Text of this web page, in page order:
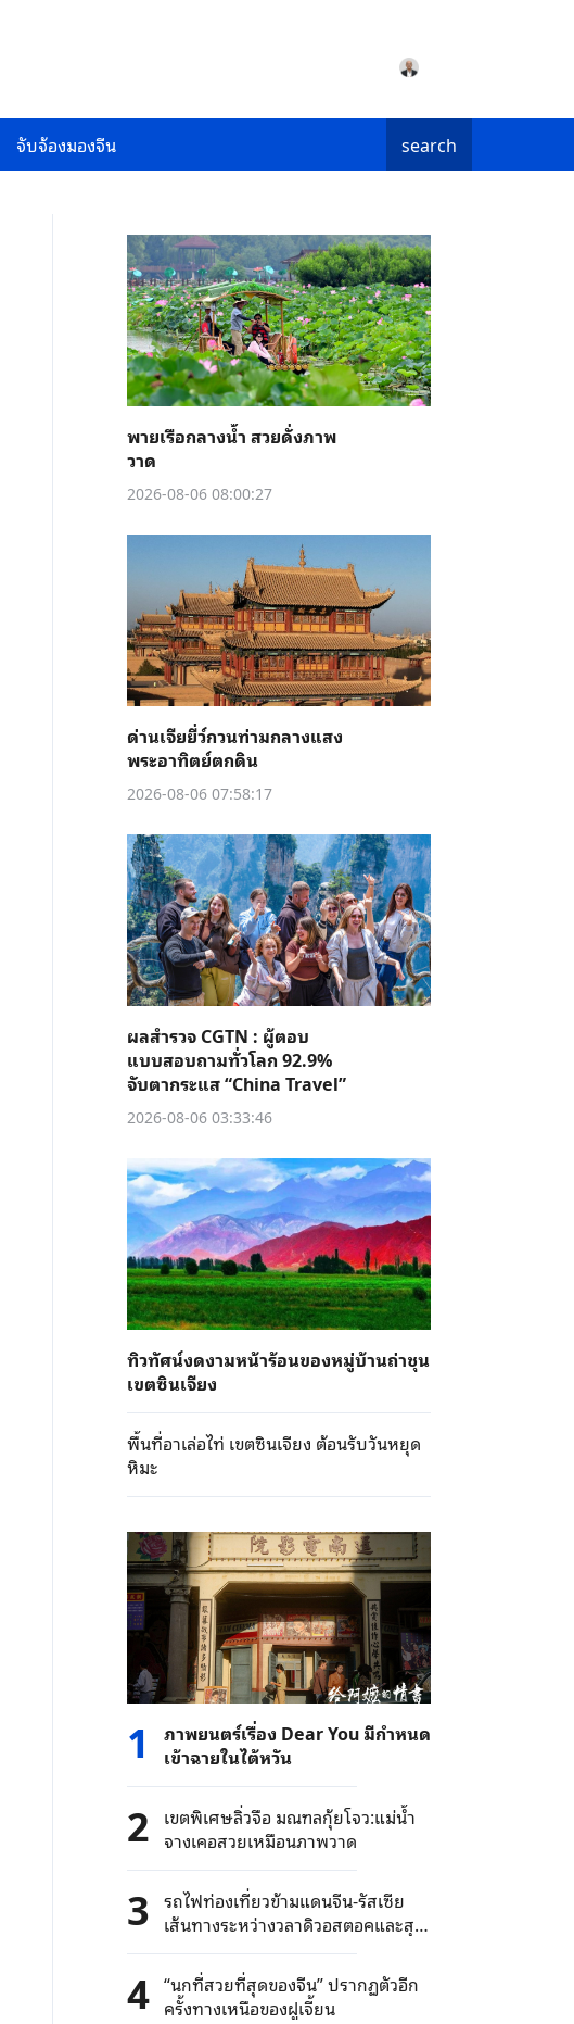
จับจ้องมองจีน search
พายเรือกลางน้ำ สวยดั่งภาพ
วาด
2026-08-06 08:00:27
ด่านเจียยี่ว์กวนท่ามกลางแสง
พระอาทิตย์ตกดิน
2026-08-06 07:58:17
ผลสำรวจ CGTN : ผู้ตอบ
แบบสอบถามทั่วโลก 92.9%
จับตากระแส “China Travel”
2026-08-06 03:33:46
ทิวทัศน์งดงามหน้าร้อนของหมู่บ้านถ่าชุน
เขตซินเจียง
พื้นที่อาเล่อไท่ เขตซินเจียง ต้อนรับวันหยุด
หิมะ
1
ภาพยนตร์เรื่อง Dear You มีกำหนด
เข้าฉายในไต้หวัน
2 เขตพิเศษลิ่วจือ มณฑลกุ้ยโจว:แม่น้ำ
จางเคอสวยเหมือนภาพวาด
3 รถไฟท่องเที่ยวข้ามแดนจีน-รัสเซีย
เส้นทางระหว่างวลาดิวอสตอคและสุย
เฟินเหอ เริ่มทดลองเดินรถ
4 “นกที่สวยที่สุดของจีน” ปรากฏตัวอีก
ครั้งทางเหนือของฝูเจี้ยน